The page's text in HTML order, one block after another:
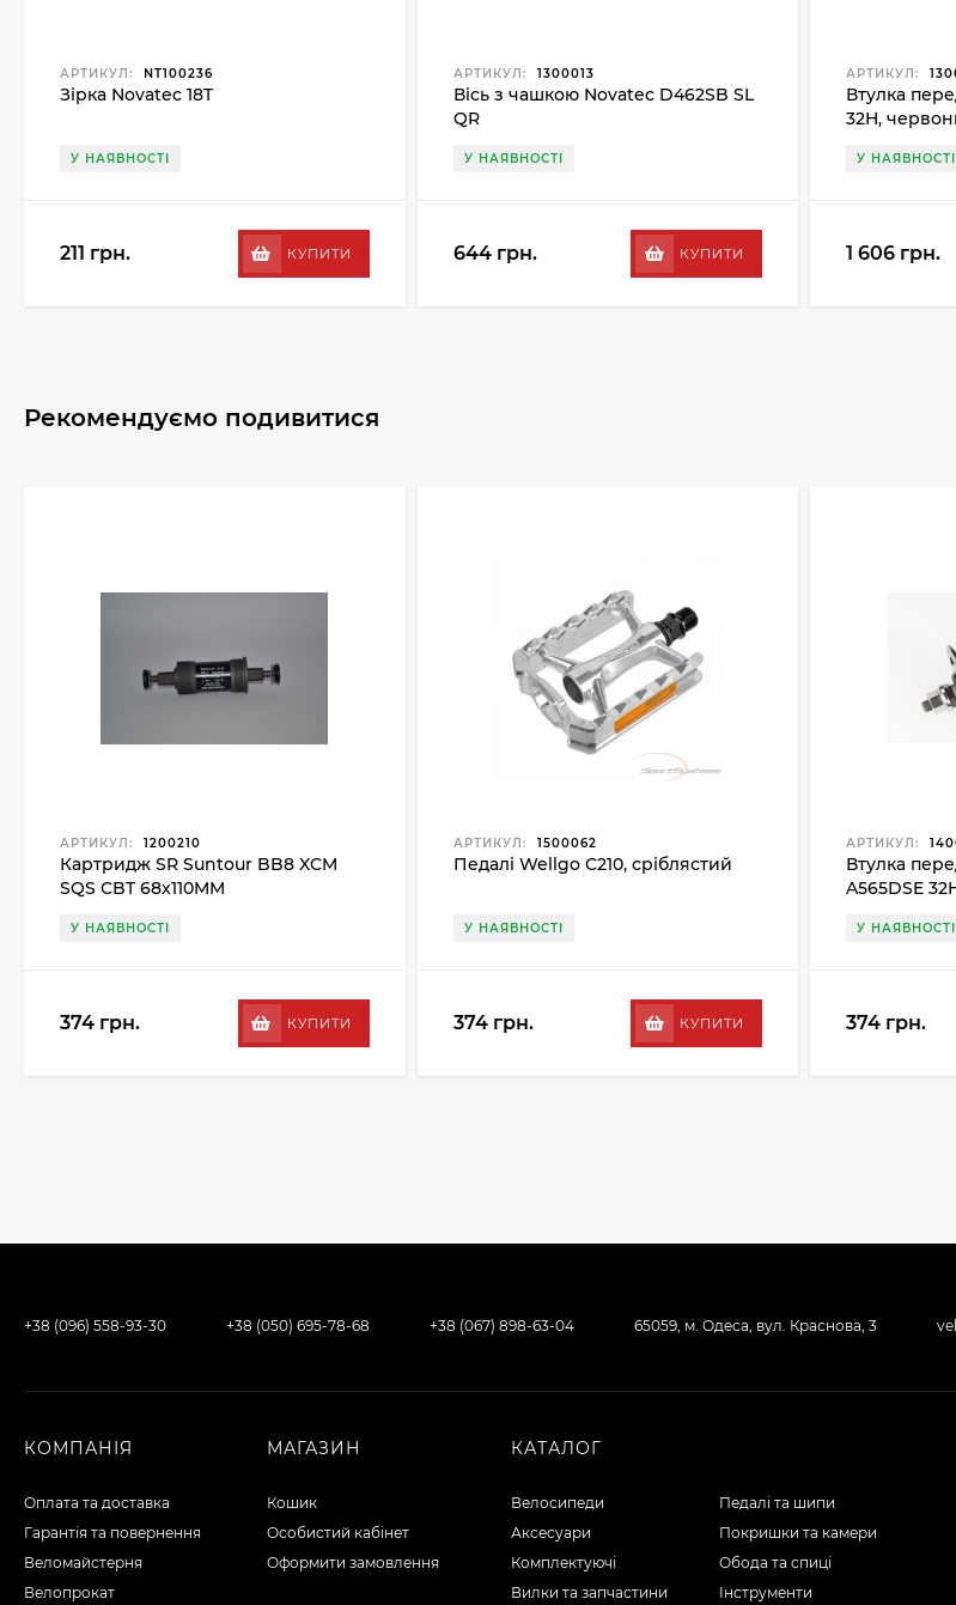
АРТИКУЛ: NT100236
Зірка Novatec 18T
У НАЯВНОСТІ
211 грн. КУПИТИ
АРТИКУЛ: 1300013
Вісь з чашкою Novatec D462SB SL
QR
У НАЯВНОСТІ
644 грн. КУПИТИ
АРТИКУЛ:
Втулка
32H,
У НАЯВНОСТІ
1 606 грн.
Рекомендуємо подивитися
АРТИКУЛ: 1200210
Картридж SR Suntour BB8 XCM
SQS CBT 68x110MM
У НАЯВНОСТІ
374 грн. КУПИТИ
АРТИКУЛ: 1500062
Педалі Wellgo C210, сріблястий
У НАЯВНОСТІ
374 грн. КУПИТИ
АРТИКУЛ:
Втулка
A565DSE
У НАЯВНОСТІ
374 грн.
+38 (096) 558-93-30 +38 (050) 695-78-68 +38 (067) 898-63-04 65059, м. Одеса, вул. Краснова, 3
КОМПАНІЯ
Оплата та доставка
Гарантія та повернення
Веломайстерня
Велопрокат
МАГАЗИН
Кошик
Особистий кабінет
Оформити замовлення
КАТАЛОГ
Велосипеди
Аксесуари
Комплектуючі
Вилки та запчастини
Педалі та шипи
Покришки та камери
Обода та спиці
Інструменти